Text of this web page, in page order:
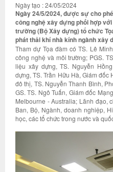
Ngày tạo : 24/05/2024
Ngày 24/5/2024, được sự cho
công nghệ xây dựng phối hợp
trường (Bộ Xây dựng) tổ chức
phát thải khí nhà kính ngành xây
Tham dự Tọa đàm có TS. Lê
công nghệ và môi trường; PGS.
liệu xây dựng, TS. Nguyễn
dựng, TS. Trần Hữu Hà, Giám
đô thị, TS. Nguyễn Thanh Bình,
GS. TS. Ngô Tuấn, Giám đốc
Melbourne - Australia; Lãnh đạo,
Ban, Bộ, Ngành, doanh nghiệp,
học, các tổ chức trong nước và